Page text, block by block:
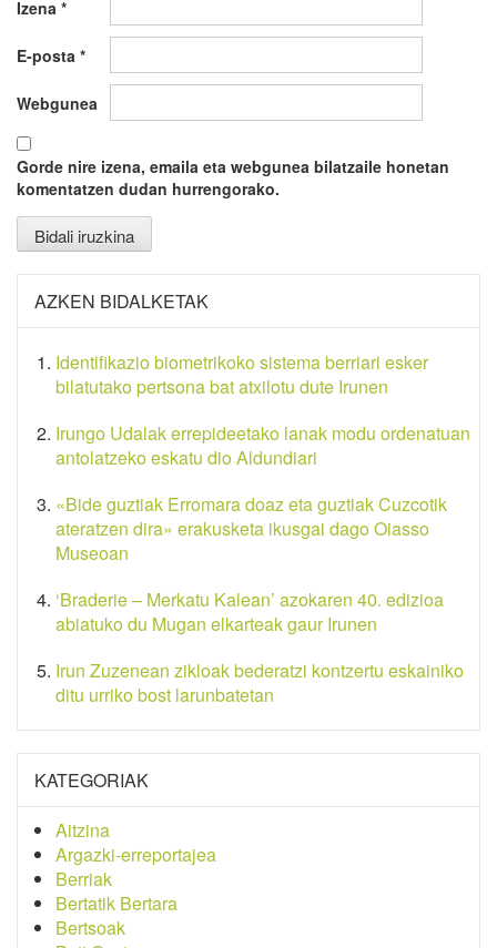
Izena *
E-posta *
Webgunea
Gorde nire izena, emaila eta webgunea bilatzaile honetan
komentatzen dudan hurrengorako.
AZKEN BIDALKETAK
Identifikazio biometrikoko sistema berriari esker
bilatutako pertsona bat atxilotu dute Irunen
Irungo Udalak errepideetako lanak modu ordenatuan
antolatzeko eskatu dio Aldundiari
«Bide guztiak Erromara doaz eta guztiak Cuzcotik
ateratzen dira» erakusketa ikusgai dago Oiasso
Museoan
‘Braderie – Merkatu Kalean’ azokaren 40. edizioa
abiatuko du Mugan elkarteak gaur Irunen
Irun Zuzenean zikloak bederatzi kontzertu eskainiko
ditu urriko bost larunbatetan
KATEGORIAK
Aitzina
Argazki-erreportajea
Berriak
Bertatik Bertara
Bertsoak